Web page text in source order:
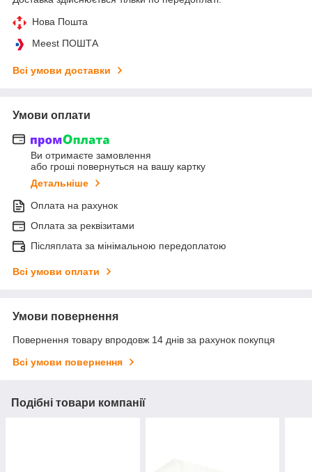
Нова Пошта
Meest ПОШТА
Всі умови доставки
Умови оплати
Ви отримаєте замовлення
або гроші повернуться на вашу картку
Детальніше
Оплата на рахунок
Оплата за реквізитами
Післяплата за мінімальною передоплатою
Всі умови оплати
Умови повернення
Повернення товару впродовж 14 днів за рахунок покупця
Всі умови повернення
Подібні товари компанії